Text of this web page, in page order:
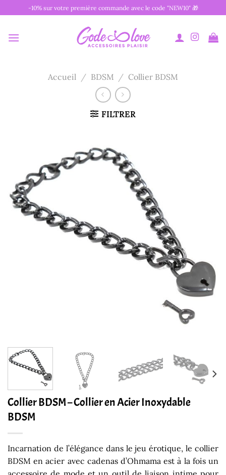
au
-10% sur votre première commande avec le code "NEW10" 🎁
Accueil / BDSM / Collier BDSM
FILTRER
Collier BDSM – Collier en Acier Inoxydable
BDSM
Incarnation de l’élégance dans le jeu érotique, le collier
BDSM en acier avec cadenas d’Ohmama est à la fois un